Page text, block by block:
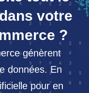
votre
?
génèrent
données. En
pour en